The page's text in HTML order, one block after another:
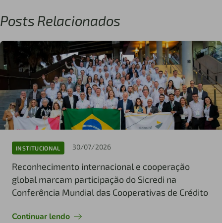
Posts Relacionados
INSTITUCIONAL 30/07/2026
Reconhecimento internacional e cooperação
global marcam participação do Sicredi na
Conferência Mundial das Cooperativas de Crédito
Continuar lendo